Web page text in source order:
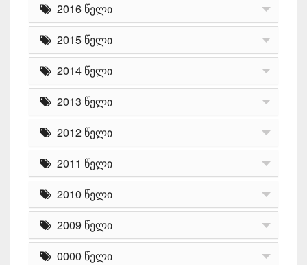
2016 წელი
2015 წელი
2014 წელი
2013 წელი
2012 წელი
2011 წელი
2010 წელი
2009 წელი
0000 წელი